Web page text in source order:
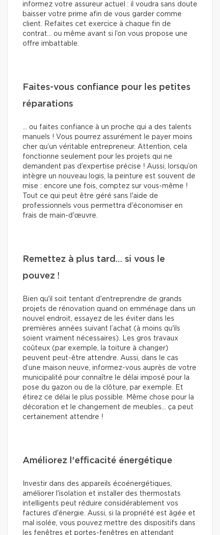
informez votre assureur actuel : il voudra sans doute
baisser votre prime afin de vous garder comme
client. Refaites cet exercice à chaque fin de
contrat… ou même avant si l’on vous propose une
offre imbattable.
Faites-vous confiance pour les petites
réparations
… ou faites confiance à un proche qui a des talents
manuels ! Vous pourrez assurément le payer moins
cher qu’un véritable entrepreneur. Attention, cela
fonctionne seulement pour les projets qui ne
demandent pas d’expertise précise ! Aussi, lorsqu’on
intègre un nouveau logis, la peinture est souvent de
mise : encore une fois, comptez sur vous-même !
Tout ce qui peut être géré sans l'aide de
professionnels vous permettra d'économiser en
frais de main-d'œuvre.
Remettez à plus tard… si vous le
pouvez !
Bien qu'il soit tentant d'entreprendre de grands
projets de rénovation quand on emménage dans un
nouvel endroit, essayez de les éviter dans les
premières années suivant l’achat (à moins qu'ils
soient vraiment nécessaires). Les gros travaux
coûteux (par exemple, la toiture à changer)
peuvent peut-être attendre. Aussi, dans le cas
d’une maison neuve, informez-vous auprès de votre
municipalité pour connaître le délai imposé pour la
pose du gazon ou de la clôture, par exemple. Et
étirez ce délai le plus possible. Même chose pour la
décoration et le changement de meubles… ça peut
certainement attendre !
Améliorez l'efficacité énergétique
Investir dans des appareils écoénergétiques,
améliorer l'isolation et installer des thermostats
intelligents peut réduire considérablement vos
factures d'énergie. Aussi, si la propriété est âgée et
mal isolée, vous pouvez mettre des dispositifs dans
les fenêtres et portes-fenêtres en attendant